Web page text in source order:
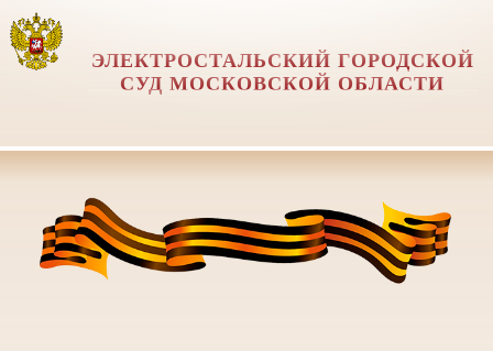
ЭЛЕКТРОСТАЛЬСКИЙ ГОРОДСКОЙ
СУД МОСКОВСКОЙ ОБЛАСТИ